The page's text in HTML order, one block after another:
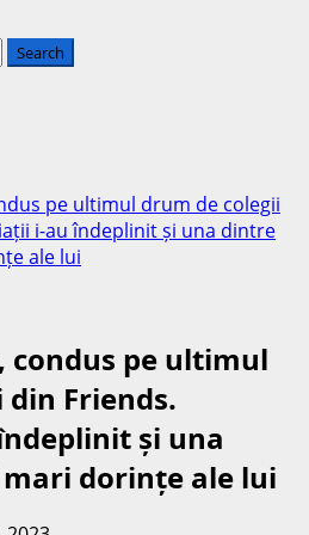
pe ultimul drum de colegii
i-au îndeplinit și una dintre
ale lui
condus pe ultimul
Friends.
și una
dorințe ale lui